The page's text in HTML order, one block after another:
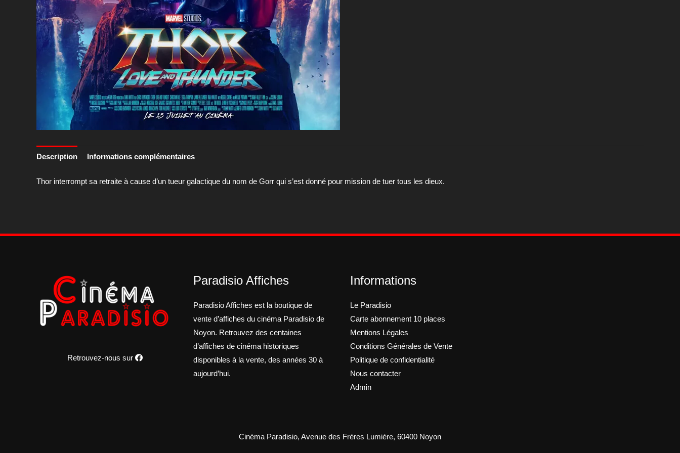
Description Informations complémentaires
Thor interrompt sa retraite à cause d’un tueur galactique du nom de Gorr qui s’est donné pour mission de tuer tous les dieux.
Retrouvez-nous sur
Paradisio Affiches
Paradisio Affiches est la boutique de
vente d’affiches du cinéma Paradisio de
Noyon. Retrouvez des centaines
d’affiches de cinéma historiques
disponibles à la vente, des années 30 à
aujourd’hui.
Informations
Le Paradisio
Carte abonnement 10 places
Mentions Légales
Conditions Générales de Vente
Politique de confidentialité
Nous contacter
Admin
Cinéma Paradisio, Avenue des Frères Lumière, 60400 Noyon